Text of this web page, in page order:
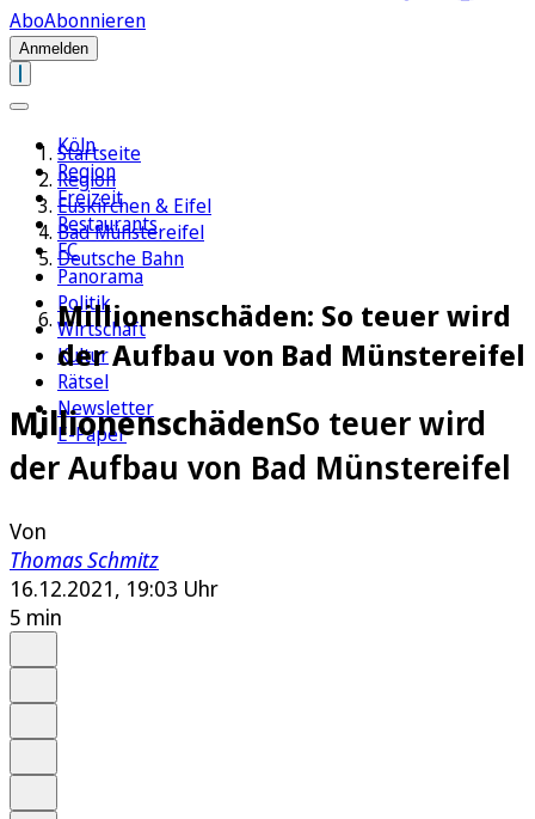
AboAbonnieren
Anmelden
Köln
Region
Freizeit
Restaurants
FC
Panorama
Politik
Wirtschaft
Kultur
Rätsel
Newsletter
E-Paper
Startseite
Region
Euskirchen & Eifel
Bad Münstereifel
Deutsche Bahn
Millionenschäden: So teuer wird
der Aufbau von Bad Münstereifel
MillionenschädenSo teuer wird
der Aufbau von Bad Münstereifel
Von
Thomas Schmitz
16.12.2021, 19:03 Uhr
5 min